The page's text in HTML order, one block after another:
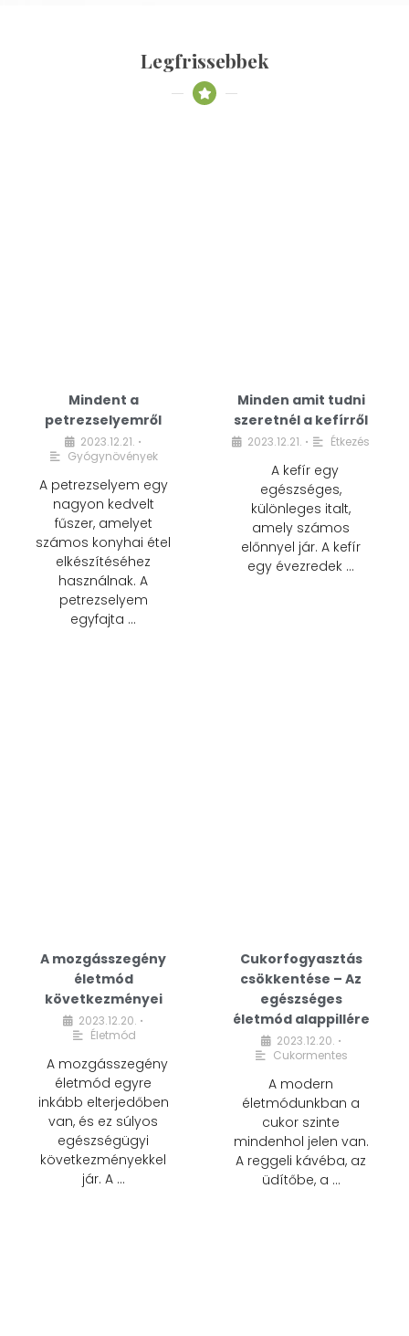
Legfrissebbek
Mindent a
petrezselyemről
2023.12.21. •
Gyógynövények
A petrezselyem egy
nagyon kedvelt
fűszer, amelyet
számos konyhai étel
elkészítéséhez
használnak. A
petrezselyem
egyfajta …
Minden amit tudni
szeretnél a kefírről
2023.12.21. • Étkezés
A kefír egy
egészséges,
különleges italt,
amely számos
előnnyel jár. A kefír
egy évezredek …
A mozgásszegény
életmód
következményei
2023.12.20. •
Életmód
A mozgásszegény
életmód egyre
inkább elterjedőben
van, és ez súlyos
egészségügyi
következményekkel
jár. A …
Cukorfogyasztás
csökkentése – Az
egészséges
életmód alappillére
2023.12.20. •
Cukormentes
A modern
életmódunkban a
cukor szinte
mindenhol jelen van.
A reggeli kávéba, az
üdítőbe, a …